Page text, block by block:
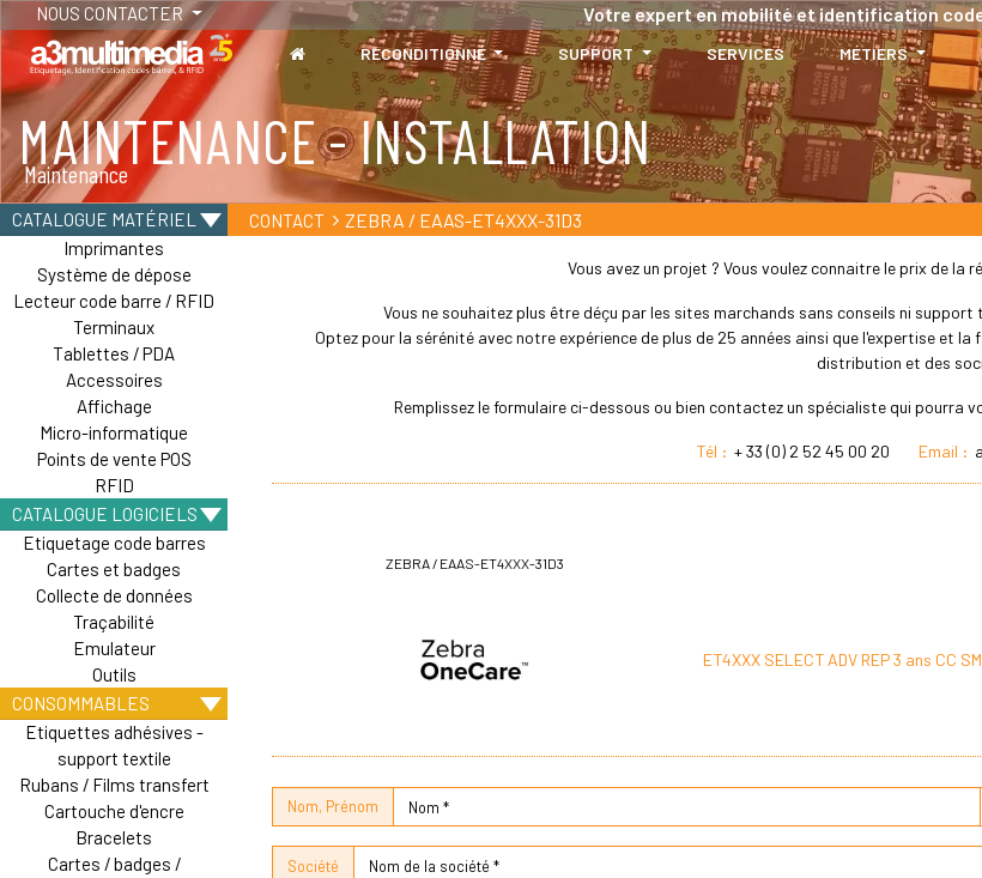
NOUS CONTACTER Votre expert en mobilité et identification code
RECONDITIONNÉ SUPPORT SERVICES MÉTIERS
MAINTENANCE - INSTALLATION
Maintenance
TABLETTES
Tablettes durcies - Étanches - Résistantes
CATALOGUE MATÉRIEL
Imprimantes
Système de dépose
Lecteur code barre / RFID
Terminaux
Tablettes / PDA
Accessoires
Affichage
Micro-informatique
Points de vente POS
RFID
CATALOGUE LOGICIELS
Etiquetage code barres
Cartes et badges
Collecte de données
Traçabilité
Emulateur
Outils
CONSOMMABLES
Etiquettes adhésives -
support textile
Rubans / Films transfert
Cartouche d'encre
Bracelets
Cartes / badges /
CONTACT ZEBRA / EAAS-ET4XXX-31D3
Vous avez un projet ? Vous voulez connaitre le prix de la
Vous ne souhaitez plus être déçu par les sites marchands sans conseils ni
Optez pour la sérénité avec notre expérience de plus de 25 années ainsi que l'expertise et
distribution et des
Remplissez le formulaire ci-dessous ou bien contactez un spécialiste qui pourra
Tél : + 33 (0) 2 52 45 00 20 Email :
ZEBRA / EAAS-ET4XXX-31D3
ET4XXX SELECT ADV REP 3 ans CC
Nom, Prénom
Société